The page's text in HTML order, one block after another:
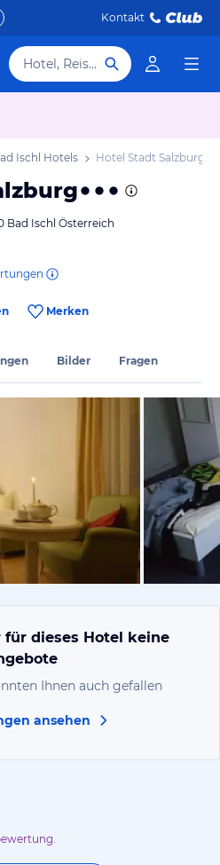
Kontakt
Hotel, Reiseziel
Ischl Hotels Hotel Stadt Salzburg
Bad Ischl Österreich
Merken
Bilder Fragen
vom
dieses Hotel keine
Ihnen auch gefallen
ansehen